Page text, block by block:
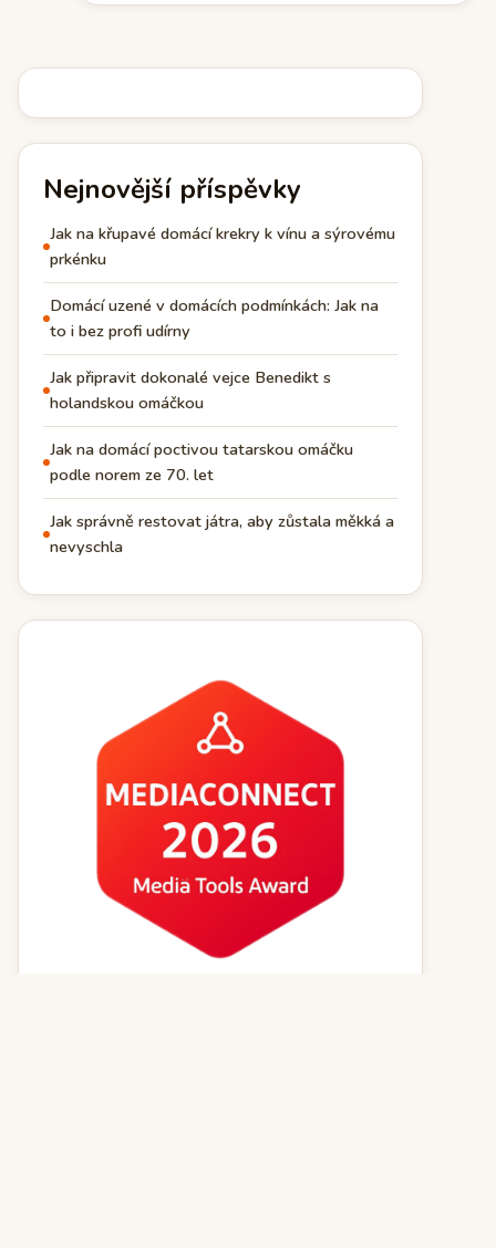
Nejnovější příspěvky
Jak na křupavé domácí krekry k vínu a sýrovému
prkénku
Domácí uzené v domácích podmínkách: Jak na
to i bez profi udírny
Jak připravit dokonalé vejce Benedikt s
holandskou omáčkou
Jak na domácí poctivou tatarskou omáčku
podle norem ze 70. let
Jak správně restovat játra, aby zůstala měkká a
nevyschla